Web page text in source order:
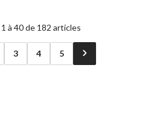
à 40 de 182 articles
3 4 5